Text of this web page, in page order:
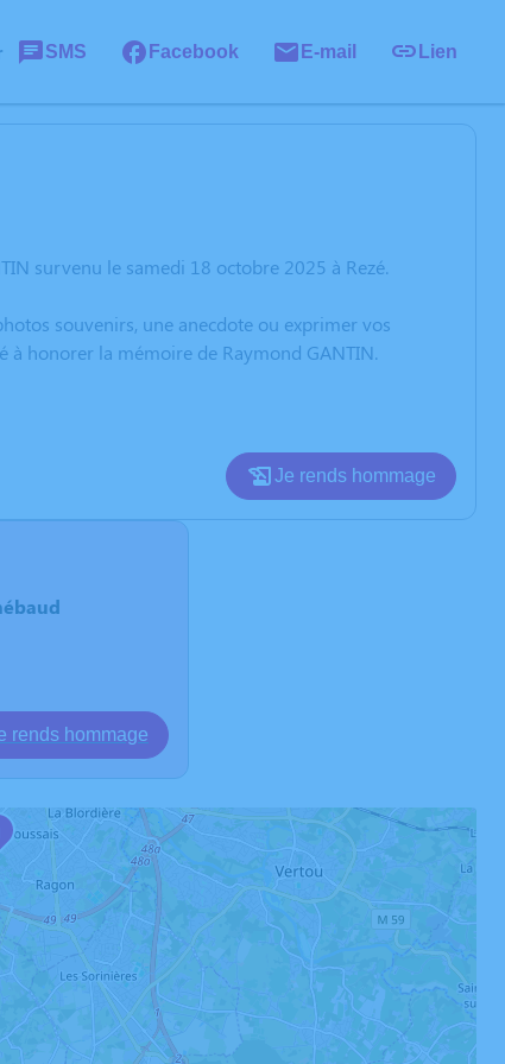
SMS Facebook E-mail Lien
survenu le samedi 18 octobre 2025 à Rezé.
souvenirs, une anecdote ou exprimer vos
à honorer la mémoire de Raymond GANTIN.
Je rends hommage
rends hommage